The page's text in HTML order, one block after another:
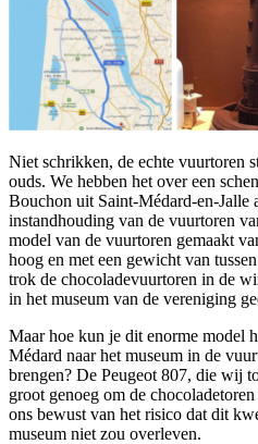
Niet schrikken, de echte vuurtoren
ouds. We hebben het over een
Bouchon uit Saint-Médard-en-Jalle
instandhouding van de vuurtoren
model van de vuurtoren gemaakt
hoog en met een gewicht van
trok de chocoladevuurtoren in de
in het museum van de vereniging
Maar hoe kun je dit enorme model
Médard naar het museum in de
brengen? De Peugeot 807, die wij
groot genoeg om de
ons bewust van het risico dat dit
museum niet zou overleven.